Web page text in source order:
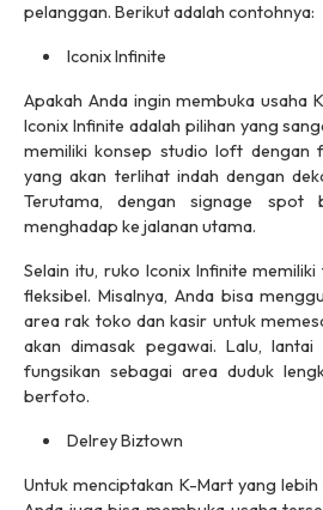
pelanggan. Berikut adalah contohnya:
Iconix Infinite
Apakah Anda ingin membuka usaha
Iconix Infinite adalah pilihan yang
memiliki konsep studio loft dengan
yang akan terlihat indah dengan
Terutama, dengansignage spot
menghadap ke jalanan utama.
Selain itu, ruko Iconix Infinite
fleksibel. Misalnya, Anda bisa
area rak toko dan kasir untuk
akan dimasak pegawai. Lalu,
fungsikan sebagai area duduk
berfoto.
Delrey Biztown
Untuk menciptakan K-Mart yang